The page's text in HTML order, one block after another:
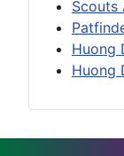
Scouts
Huong
Huong